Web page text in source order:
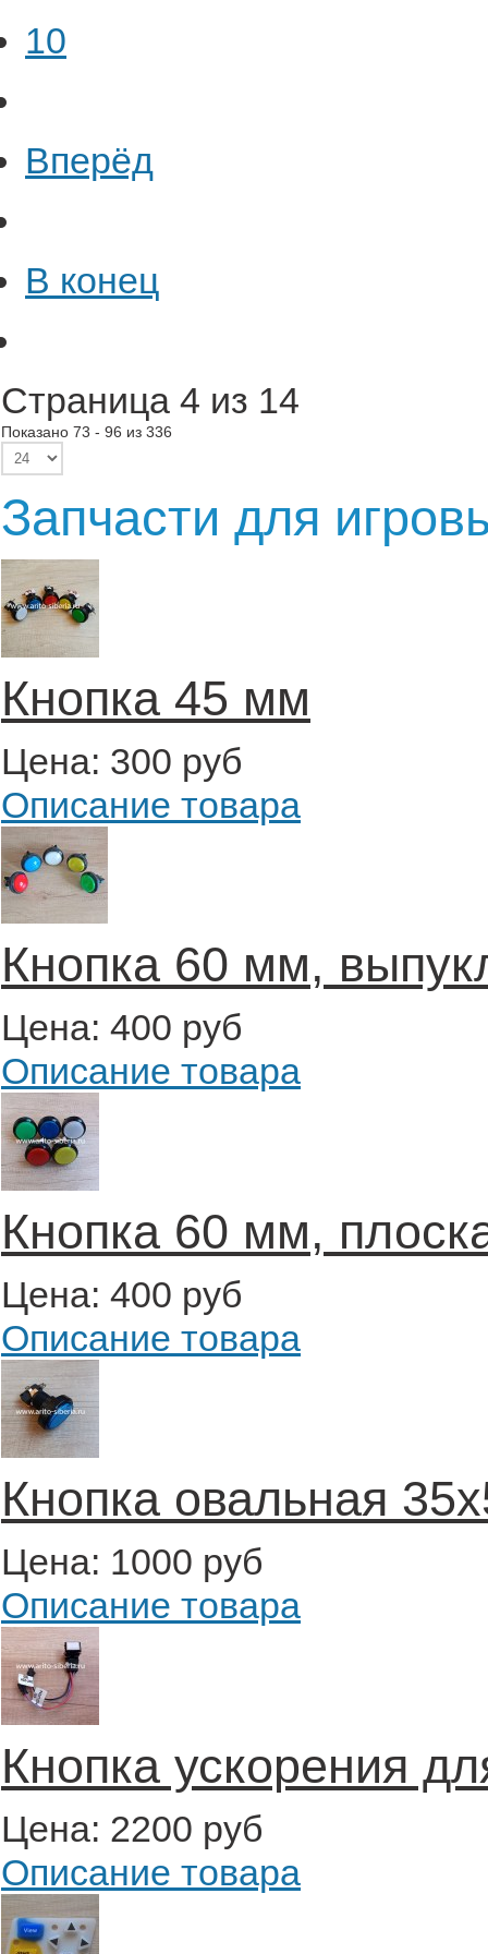
10
Вперёд
В конец
Страница 4 из 14
Показано 73 - 96 из 336
Запчасти для
Кнопка 45 мм
Цена: 300 руб
Описание товара
Кнопка 60 мм,
Цена: 400 руб
Описание товара
Кнопка 60 мм,
Цена: 400 руб
Описание товара
Кнопка овальная
Цена: 1000 руб
Описание товара
Кнопка ускорения
Цена: 2200 руб
Описание товара